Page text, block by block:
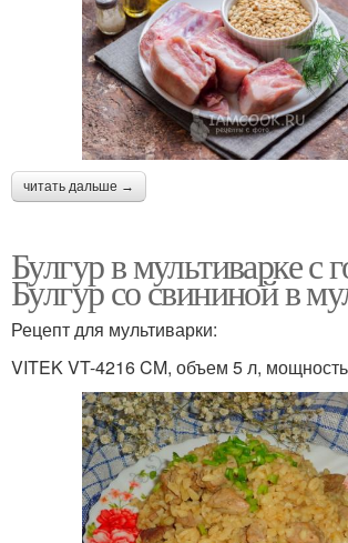
читать дальше →
Булгур в мультиварке с
Булгур со свининой в
Рецепт для мультиварки:
VITEK VT-4216 CM, объем 5 л,